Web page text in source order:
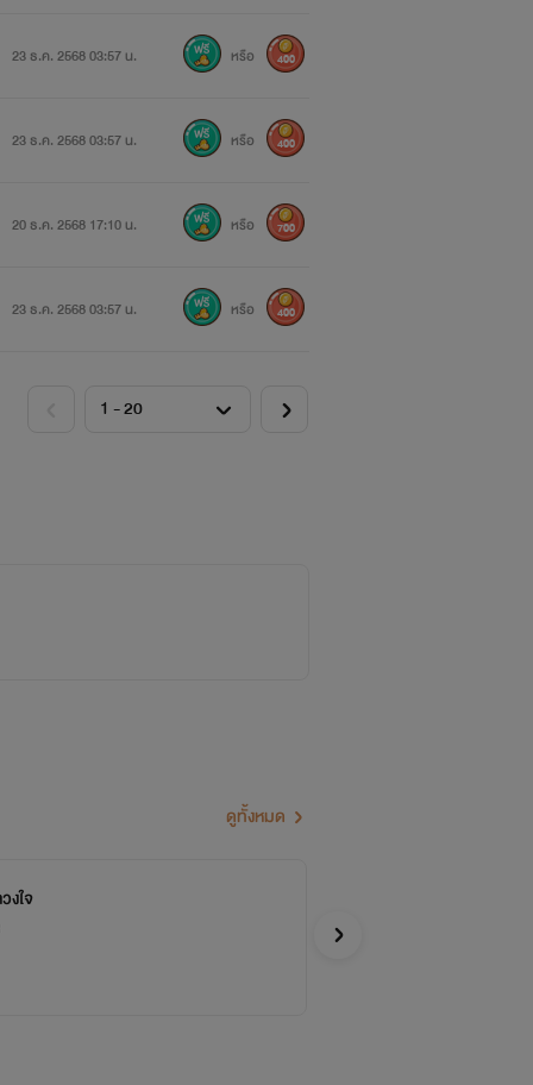
23 ธ.ค. 2568 03:57 น. หรือ 400
23 ธ.ค. 2568 03:57 น. หรือ 400
20 ธ.ค. 2568 17:10 น. หรือ 700
23 ธ.ค. 2568 03:57 น. หรือ 400
ดูทั้งหมด
ใจ